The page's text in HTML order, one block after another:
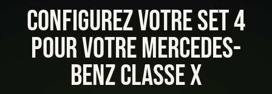
CONFIGUREZ VOTRE SET 4
POUR VOTRE MERCEDES-
BENZ CLASSE X